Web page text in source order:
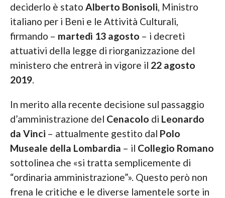
deciderlo è stato Alberto Bonisoli, Ministro
italiano per i Beni e le Attività Culturali,
firmando – martedì 13 agosto – i decreti
attuativi della legge di riorganizzazione del
ministero che entrerà in vigore il 22 agosto
2019.
In merito alla recente decisione sul passaggio
d’amministrazione del Cenacolo di Leonardo
da Vinci – attualmente gestito dal Polo
Museale della Lombardia – il Collegio Romano
sottolinea che «si tratta semplicemente di
“ordinaria amministrazione”». Questo però non
frena le critiche e le diverse lamentele sorte in